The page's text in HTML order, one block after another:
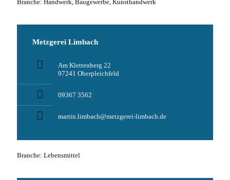
Branche: Handwerk, Baugewerbe, Kunsthandwerk
Metzgerei Limbach
Am Klettenberg 22
97241 Oberpleichfeld
09367 3562
martin.limbach@metzgerei-limbach.de
Branche: Lebensmittel